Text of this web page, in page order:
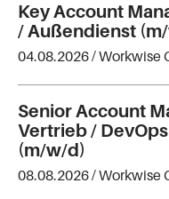
Key Account
/ Außendienst
04.08.2026 /Workwise
Senior Account
Vertrieb /
(m/w/d)
08.08.2026 /Workwise